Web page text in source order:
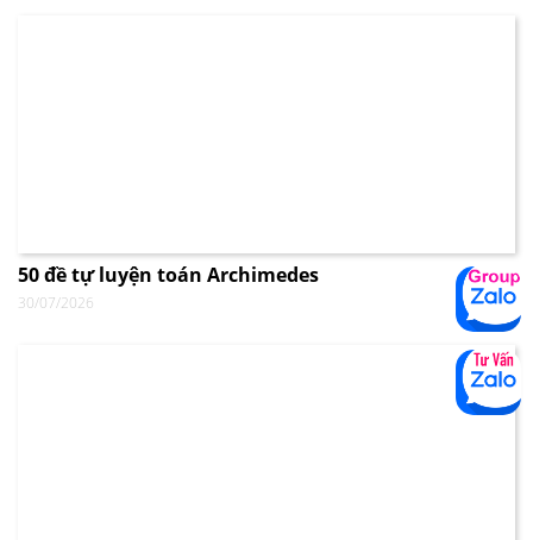
50 đề tự luyện toán Archimedes
30/07/2026